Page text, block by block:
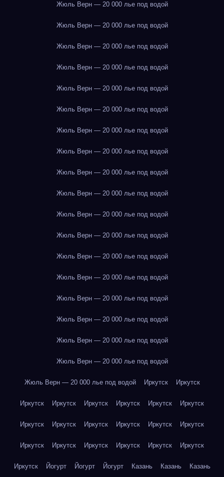
Жюль Верн — 20 000 лье под водой
Жюль Верн — 20 000 лье под водой
Жюль Верн — 20 000 лье под водой
Жюль Верн — 20 000 лье под водой
Жюль Верн — 20 000 лье под водой
Жюль Верн — 20 000 лье под водой
Жюль Верн — 20 000 лье под водой
Жюль Верн — 20 000 лье под водой
Жюль Верн — 20 000 лье под водой
Жюль Верн — 20 000 лье под водой
Жюль Верн — 20 000 лье под водой
Жюль Верн — 20 000 лье под водой
Жюль Верн — 20 000 лье под водой
Жюль Верн — 20 000 лье под водой
Жюль Верн — 20 000 лье под водой
Жюль Верн — 20 000 лье под водой
Жюль Верн — 20 000 лье под водой
Жюль Верн — 20 000 лье под водой
Жюль Верн — 20 000 лье под водой Иркутск Иркутск
Иркутск Иркутск Иркутск Иркутск Иркутск Иркутск
Иркутск Иркутск Иркутск Иркутск Иркутск Иркутск
Иркутск Иркутск Иркутск Иркутск Иркутск Иркутск
Иркутск Йогурт Йогурт Йогурт Казань Казань Казань